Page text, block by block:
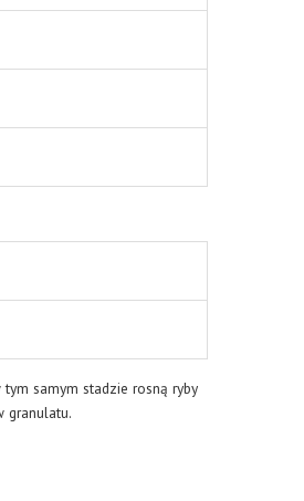
samym stadzie rosną ryby
granulatu.